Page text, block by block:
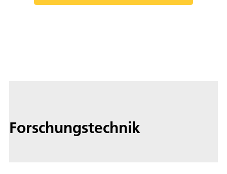
Forschungstechnik